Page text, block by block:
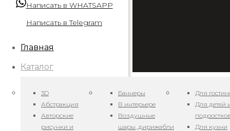
Написать в WHATSAPP
Написать в Telegram
Главная
Каталог
3D
Абстракция
Авторские
рисунки и
Баннеры
В интерьере
Воздушные
шары, дирижабли
Для
Для детей
Для кухни
Арт. Симфония